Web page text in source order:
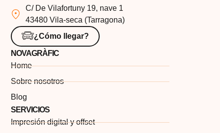
NOVAGRÀFIC
Home
Sobre nosotros
Blog
SERVICIOS
Impresión digital y offset
C/ De Vilafortuny 19, nave 1
43480 Vila-seca (Tarragona)
¿Cómo llegar?